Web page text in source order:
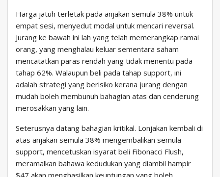
Harga jatuh terletak pada anjakan semula 38% untuk
empat sesi, menyedut modal untuk mencari reversal.
Jurang ke bawah ini lah yang telah memerangkap ramai
orang, yang menghalau keluar sementara saham
mencatatkan paras rendah yang tidak menentu pada
tahap 62%. Walaupun beli pada tahap support, ini
adalah strategi yang berisiko kerana jurang dengan
mudah boleh membunuh bahagian atas dan cenderung
merosakkan yang lain.
Seterusnya datang bahagian kritikal. Lonjakan kembali di
atas anjakan semula 38% mengembalikan semula
support, mencetuskan isyarat beli Fibonacci Flush,
meramalkan bahawa kedudukan yang diambil hampir
$47 akan menghasilkan keuntungan yang boleh